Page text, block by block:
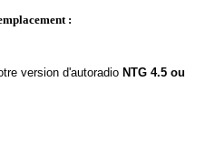
:
version d'autoradio NTG 4.5 ou